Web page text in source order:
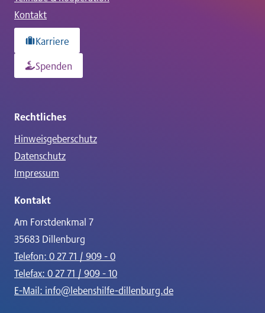
Kontakt
Karriere
Spenden
Rechtliches
Hinweisgeberschutz
Datenschutz
Impressum
Kontakt
Am Forstdenkmal 7
35683 Dillenburg
Telefon: 0 27 71 / 909 - 0
Telefax: 0 27 71 / 909 - 10
E-Mail: info@lebenshilfe-dillenburg.de